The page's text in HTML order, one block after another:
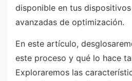
disponible en tus
avanzadas de optimización.
En este artículo,
este proceso y qué lo hace
Exploraremos las